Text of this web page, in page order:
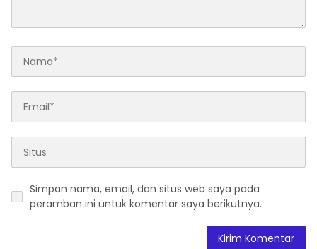
Simpan nama, email, dan situs web saya pada
peramban ini untuk komentar saya berikutnya.